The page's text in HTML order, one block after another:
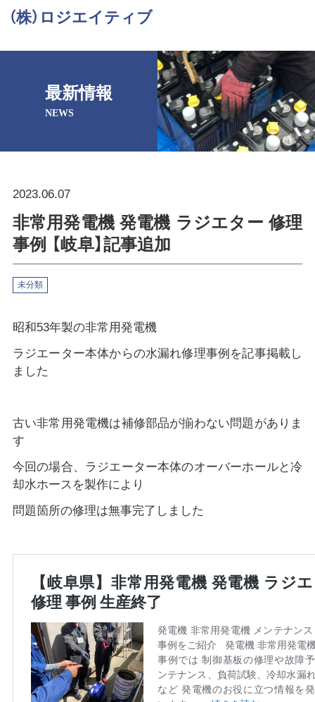
（株）ロジエイティブ
最新情報
NEWS
2023.06.07
非常用発電機 発電機 ラジエター 修理
事例 【岐阜】記事追加
未分類
昭和53年製の非常用発電機
ラジエーター本体からの水漏れ修理事例を記事掲載し
ました
古い非常用発電機は補修部品が揃わない問題がありま
す
今回の場合、ラジエーター本体のオーバーホールと冷
却水ホースを製作により
問題箇所の修理は無事完了しました